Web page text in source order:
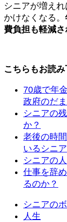
シニアが増え
かけなくなる。
費負担も軽減さ
こちらもお読み
70歳で年
政府のだ
シニアの
か？
老後の時
いるシニア
シニアの
仕事を辞
るのか？
シニアの
人生